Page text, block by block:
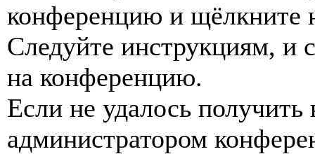
конференцию и щёлкните
Следуйте инструкциям, и
на конференцию.
Если не удалось
администратором